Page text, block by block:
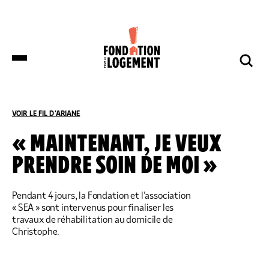
NOTRE ORGANISATION
NOTRE ORGANISATION
NOS IMPLANTATIONS RÉGIONALES
IMPACTS ET SUCCÈS
IMPACTS ET SUCCÈS
PRODUIRE DU LOGEMENT SOCIAL
DES DÉPUTÉS DE HUIT GROUPES
LOGEMENTS BOUILLOIRES INITIÉE PAR
LA FONDATION POUR LE LOGEMENT
NOS ACTUALITÉS
NOUS SOUTENIR
DONNER
DON RÉGULIER
VOIR LE FIL D'ARIANE
ACCUEIL COMPRENDRE ET S’INFORMER
« MAINTENANT, JE VEUX
PRENDRE SOIN DE MOI »
Pendant 4 jours, la Fondation et l’association
« SEA » sont intervenus pour finaliser les
travaux de réhabilitation au domicile de
Christophe.